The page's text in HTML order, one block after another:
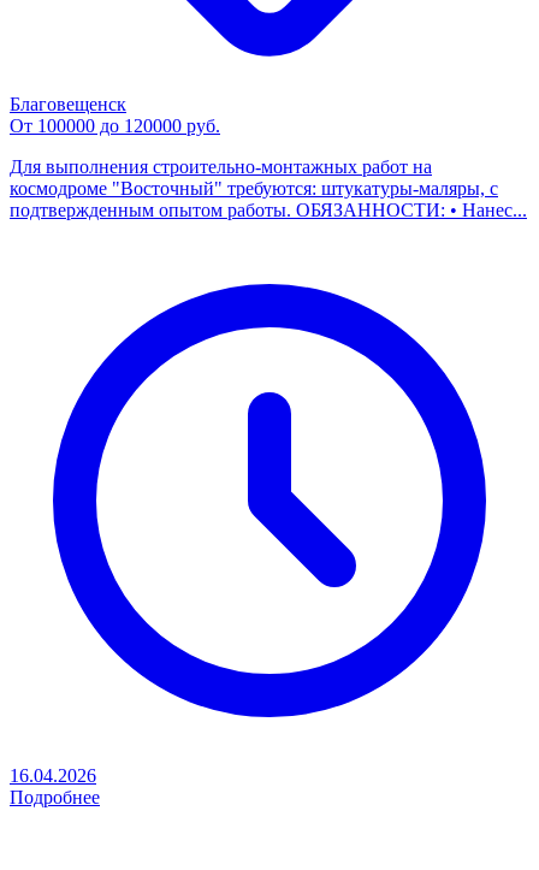
Благовещенск
От 100000 до 120000 руб.
Для выполнения строительно-монтажных работ на
космодроме "Восточный" требуются: штукатуры-маляры, с
подтвержденным опытом работы. ОБЯЗАННОСТИ: • Нанес...
16.04.2026
Подробнее